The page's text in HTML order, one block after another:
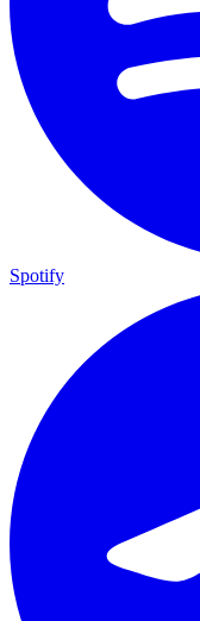
Spotify